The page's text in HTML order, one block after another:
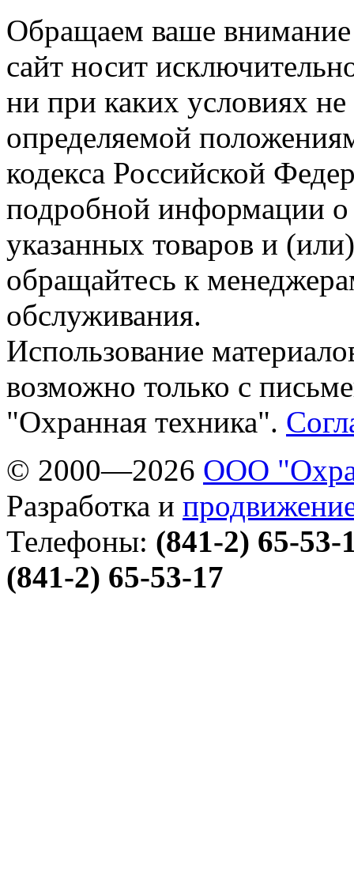
Обращаем ваше
сайт носит
ни при каких условиях
определяемой
кодекса Российской
подробной информации
указанных товаров и
обращайтесь к
обслуживания.
Использование
возможно только с
"Охранная техника".
© 2000—2026 ООО
Разработка и
Телефоны: (841-2) 65-53-
(841-2) 65-53-17